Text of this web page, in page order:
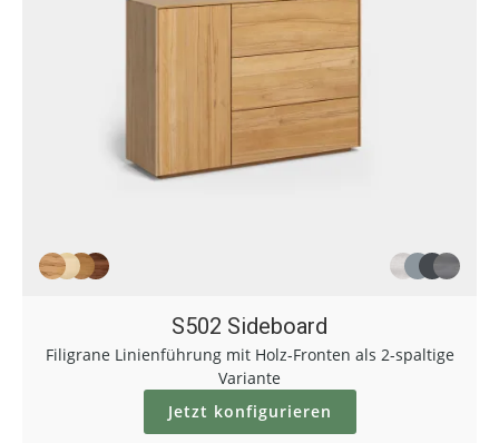
S502 Sideboard
Filigrane Linienführung mit Holz-Fronten als 2-spaltige
Variante
Jetzt konfigurieren